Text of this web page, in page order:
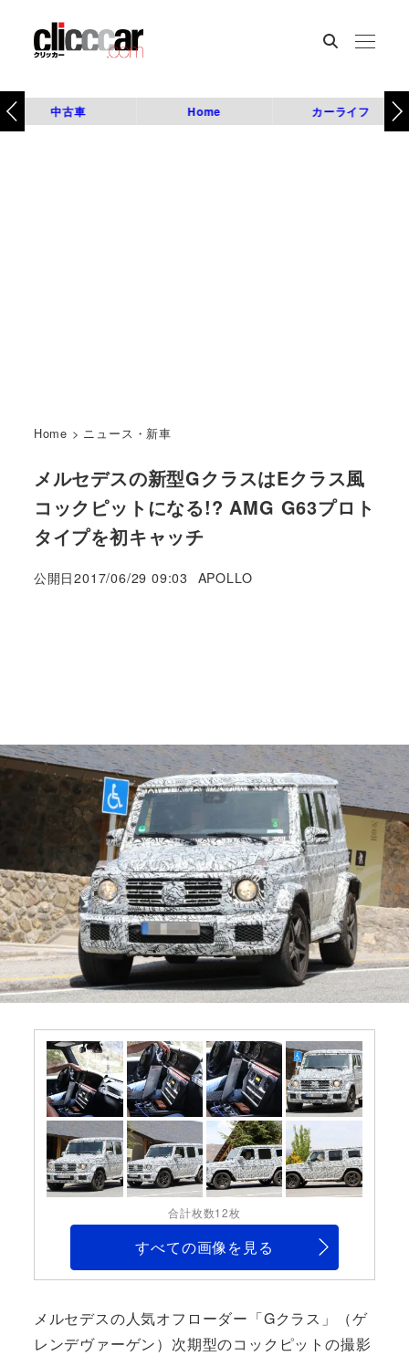
中古車 Home カーライフ
Home > ニュース・新車
メルセデスの新型GクラスはEクラス風
コックピットになる!? AMG G63プロト
タイプを初キャッチ
公開日2017/06/29 09:03
著
APOLLO
合計枚数12枚
すべての画像を見る
メルセデスの人気オフローダー「Gクラス」（ゲ
レンデヴァーゲン）次期型のコックピットの撮影